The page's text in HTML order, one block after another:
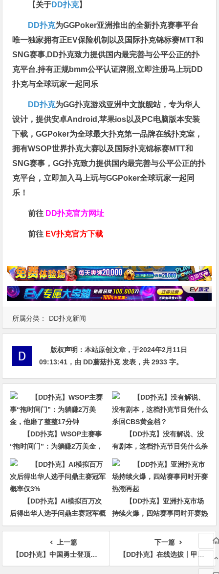
所属分类： DD扑克新闻
【关于DD扑克】
DD扑克为GGPoker亚洲推出的全新扑克赛事平台
唯一独家拥有正EV保险机制以及国际扑克锦标赛MTT和
SNG赛事,DD扑克致力提供国内最完善与公平公正的扑
克平台,持有正规bmm公平认证牌照,立即注册马上玩DD
扑克与全球玩家一起同乐
DD扑克为GG扑克游戏亚洲中文旗舰站，专为华人
设计，提供安卓Android,苹果ios以及PC电脑版本安装
下载，GGPoker为全球最大扑克第一品牌在线扑克室，
拥有WSOP世界扑克大赛以及国际扑克锦标赛MTT和
SNG赛事，GG扑克致力提供国内最完善与公平公正的扑
克平台，立即加入马上玩与GGPoker全球玩家一起同
乐！
前往 DD扑克官方网址
前往 EV扑克官方下载
版权声明：本站原创文章，于2024年2月11日
09:13:41 ，由 DD蘑菇扑克发表，共 2933 字。
【DD扑克】WSOP主赛事
“拖时间门”：为躺赚2万美金，
他磨了整整17分钟
【DD扑克】没有解说、没
有剧本，这档扑克节目凭什么杀
回CBS黄金档？
【DD扑克】AI模拟百万次
后得出华人选手问鼎主赛冠军概
率仅3%
【DD扑克】亚洲扑克市场
持续火爆，四站赛事同时开赛热
潮再起
上一篇
【DD扑克】中国勇士登顶APL三金！挑战巅峰赛场的壮举揭秘～新春佳节彩头来袭!!
下一篇
【DD扑克】在线选拔丨甲辰龙年喜乐会TJPT在线选拔跨年盛典将于2月10日至2月19日正式开启！